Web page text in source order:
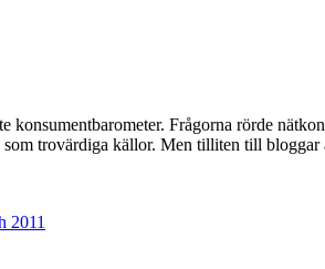
konsumentbarometer. Frågorna rörde
som trovärdiga källor. Men tilliten till
2011